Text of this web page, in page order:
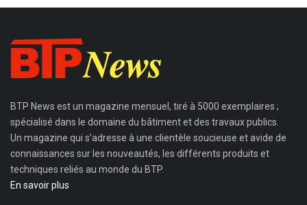
BTP News est un magazine mensuel, tiré à 5000 exemplaires ;
spécialisé dans le domaine du bâtiment et des travaux publics.
Un magazine qui s’adresse à une clientèle soucieuse et avide de
connaissances sur les nouveautés, les différents produits et
techniques reliés au monde du BTP.
En savoir plus